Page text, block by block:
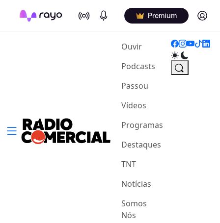
On Air Podcasts Premium Log in
Ouvir(current)
Podcasts
Passou
Vídeos
Programas
Destaques
TNT
Notícias
Somos
Nós